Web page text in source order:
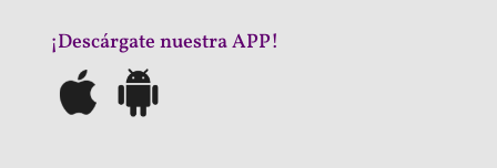
¡Descárgate nuestra APP!